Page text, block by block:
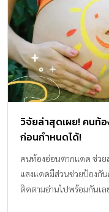
วิจัยล่าสุดเผย! คนท้
ก่อนกำหนดได้!
คนท้องอ่อนตากแดด ช่วย
แสงแดดมีส่วนช่วยป้องกัน
ติดตามอ่านไปพร้อมกันเล